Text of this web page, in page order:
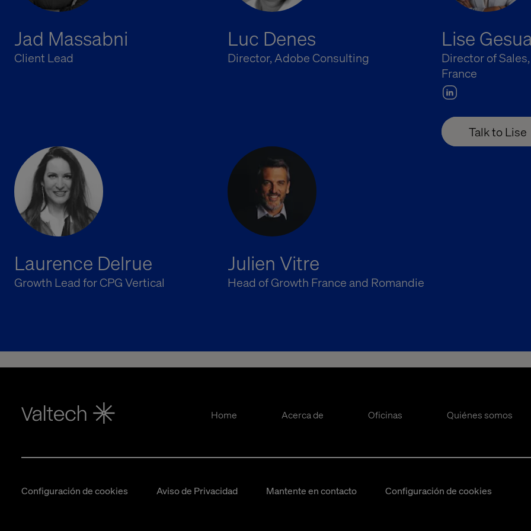
Jad Massabni
Client Lead
Luc Denes
Director, Adobe Consulting
Lise
Director of
France
Talk to Lise
Laurence Delrue
Growth Lead for CPG Vertical
Julien Vitre
Head of Growth France and Romandie
Home Acerca de Oficinas Quiénes somos
Configuración de cookies Aviso de Privacidad Mantente en contacto Configuración de cookies